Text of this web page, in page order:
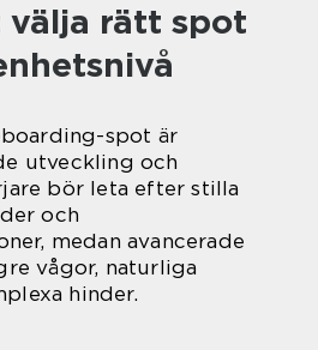
rätt spot
spot är
utveckling och
bör leta efter stilla
och
medan avancerade
vågor, naturliga
hinder.